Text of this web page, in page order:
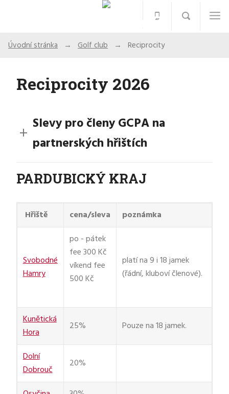
Úvodní stránka Golf club Reciprocity
Reciprocity 2026
Slevy pro členy GCPA na
partnerských hřištích
PARDUBICKÝ KRAJ
Hřiště cena/sleva poznámka
Svobodné
Hamry
po - pátek
fee 300 Kč
víkend fee
500 Kč
platí na 9 i 18 jamek
(řádní, kluboví členové).
Kunětická
Hora
25% Pouze na 18 jamek.
Dolní
Dobrouč
20%